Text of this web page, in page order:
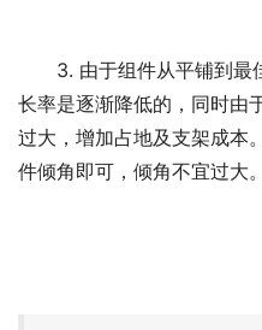
3. 由于组件从平铺到最
长率是逐渐降低的 ， 同时由
过大 ， 增加占地及支架成本。
件倾角即可 ， 倾角不宜过大。